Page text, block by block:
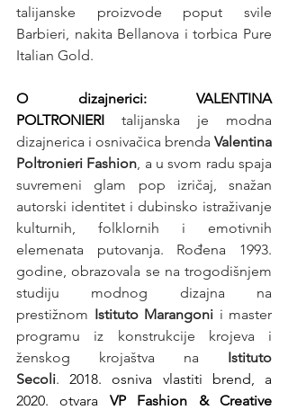
talijanske proizvode poput svile
Barbieri, nakita Bellanova i torbica Pure
Italian Gold.
O dizajnerici: VALENTINA
POLTRONIERI
talijanska je modna
dizajnerica i osnivačica brenda Valentina
Poltronieri Fashion , a u svom radu spaja
suvremeni glam pop izričaj, snažan
autorski identitet i dubinsko istraživanje
kulturnih, folklornih i emotivnih
elemenata putovanja.
Rođena 1993.
godine, obrazovala se na trogodišnjem
studiju modnog dizajna na
prestižnom Istituto Marangoni i master
programu iz konstrukcije krojeva i
ženskog krojaštva na Istituto
Secoli. 2018. osniva vlastiti brend, a
2020. otvara VP Fashion & Creative